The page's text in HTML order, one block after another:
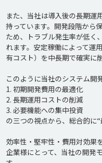
また、当社は導入後の長期運
持っています。開発段階から
ため、トラブル発生率が低く
れます。安定稼働によって運
有コスト）を中長期で確実に
このように当社のシステム開
1. 初期開発費用の最適化
2. 長期運用コストの削減
3. 必要機能への集中投資
の三つの視点から、総合的に“
効率性・堅牢性・費用対効果
企業様にとって、当社の開発